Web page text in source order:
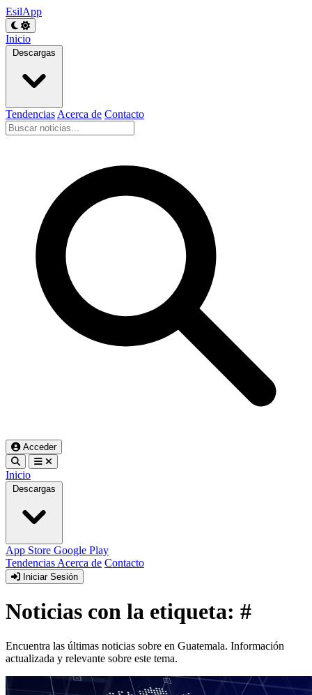
EsilApp
Inicio
Descargas
Tendencias Acerca de Contacto
Acceder
Inicio
Descargas
App Store Google Play
Tendencias Acerca de Contacto
Iniciar Sesión
Noticias con la etiqueta: #
Encuentra las últimas noticias sobre en Guatemala. Información
actualizada y relevante sobre este tema.